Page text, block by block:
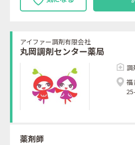
アイファー調剤有限会社
丸岡調剤センター薬局
調
福
薬剤師